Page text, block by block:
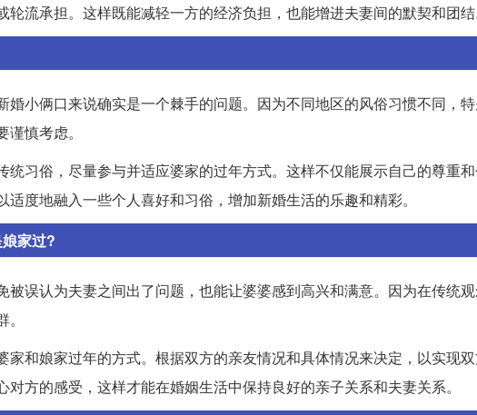
流承担。这样既能减轻一方的经济负担，也能增进夫妻间的默契和团结
婚小俩口来说确实是一个棘手的问题。因为不同地区的风俗习惯不同，
慎考虑。
习俗，尽量参与并适应婆家的过年方式。这样不仅能展示自己的尊重
度地融入一些个人喜好和习俗，增加新婚生活的乐趣和精彩。
家过?
误认为夫妻之间出了问题，也能让婆婆感到高兴和满意。因为在传统
家和娘家过年的方式。根据双方的亲友情况和具体情况来决定，以实现
方的感受，这样才能在婚姻生活中保持良好的亲子关系和夫妻关系。